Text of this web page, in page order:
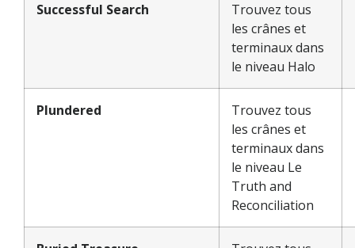
Successful Search
Trouvez tous
les crânes et
terminaux dans
le niveau Halo
Plundered
Trouvez tous
les crânes et
terminaux dans
le niveau Le
Truth and
Reconciliation